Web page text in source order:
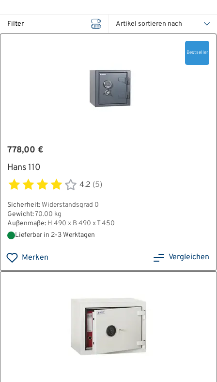
Presse
Filter
Bestseller
778,00 €
Hans 110
4.2 (5)
Sicherheit: Widerstandsgrad 0
Gewicht:70.00 kg
Außenmaße: H 490 x B 490 x T 450
Lieferbar in 2-3 Werktagen
Merken Vergleichen